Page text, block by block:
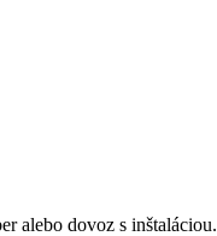
alebo dovoz s inštaláciou.